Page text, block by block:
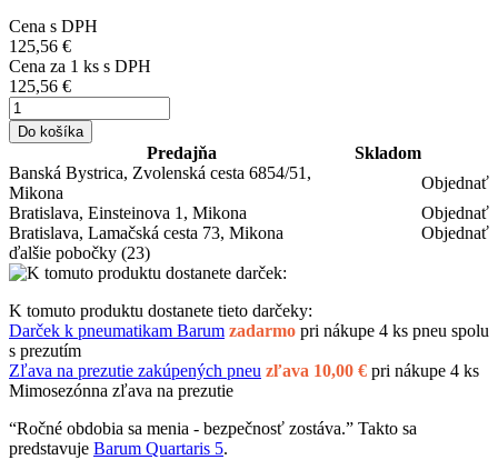
Cena s DPH
125,56 €
Cena za 1 ks s DPH
125,56 €
Do košíka
Predajňa
Skladom
Banská Bystrica, Zvolenská cesta 6854/51,
Mikona
Objednať
Bratislava, Einsteinova 1, Mikona
Objednať
Bratislava, Lamačská cesta 73, Mikona
Objednať
ďalšie pobočky (23)
K tomuto produktu dostanete tieto darčeky:
Darček k pneumatikam Barum zadarmo pri nákupe 4 ks pneu spolu
s prezutím
Zľava na prezutie zakúpených pneu zľava 10,00 € pri nákupe 4 ks
Mimosezónna zľava na prezutie
“Ročné obdobia sa menia - bezpečnosť zostáva.” Takto sa
predstavuje Barum Quartaris 5.